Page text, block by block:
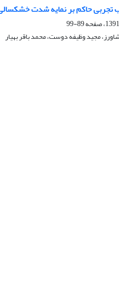
تجربی حاکم بر نمایه شدت
89-99
مجید وظیفه دوست، محمد باقر بهیار